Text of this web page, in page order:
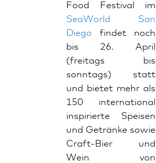
Food Festival im
SeaWorld San
Diego
findet noch
bis 26. April
(freitags bis
sonntags) statt
und bietet mehr als
150 international
inspirierte Speisen
und Getränke sowie
Craft-Bier und
Wein von